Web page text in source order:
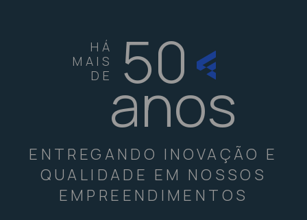
HÁ
MAIS
DE
50
anos
ENTREGANDO INOVAÇÃO E
QUALIDADE EM NOSSOS
EMPREENDIMENTOS